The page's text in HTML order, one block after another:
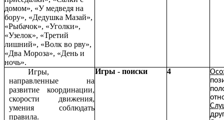
домом», «У медведя на
бору», «Дедушка Мазай»,
«Рыбачок», «Уголки»,
«Узелок», «Третий
лишний», «Волк во рву»,
«Два Мороза», «День и
ночь».
Игры,
направленные на
развитие координации,
скорости движения,
умения соблюдать
правила.
Игры - поиски 4